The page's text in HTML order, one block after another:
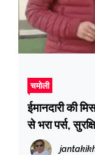
चमोली
ईमानदारी की
से भरा पर्स,